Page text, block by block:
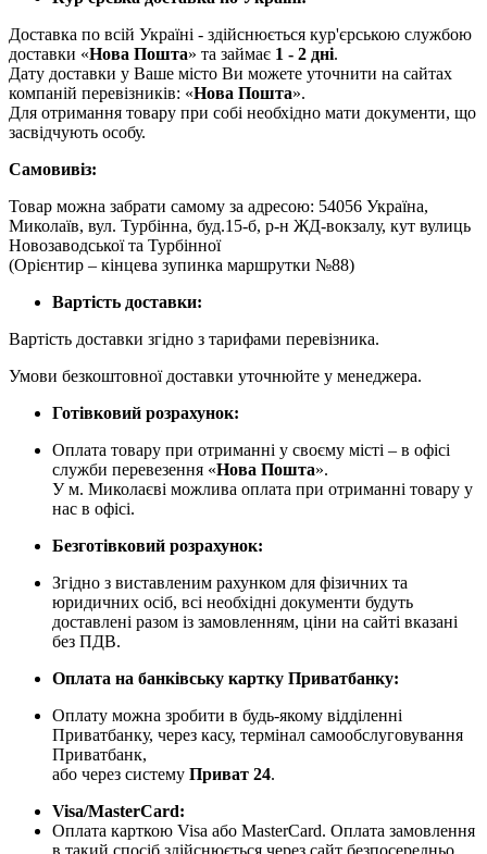
Доставка по всій Україні - здійснюється кур'єрською службою
доставки «Нова Пошта» та займає 1 - 2 дні.
Дату доставки у Ваше місто Ви можете уточнити на сайтах
компаній перевізників: «Нова Пошта».
Для отримання товару при собі необхідно мати документи, що
засвідчують особу.
Самовивіз:
Товар можна забрати самому за адресою: 54056 Україна,
Миколаїв, вул. Турбінна, буд.15-б, р-н ЖД-вокзалу, кут вулиць
Новозаводської та Турбінної
(Орієнтир – кінцева зупинка маршрутки №88)
Вартість доставки:
Вартість доставки згідно з тарифами перевізника.
Умови безкоштовної доставки уточнюйте у менеджера.
Готівковий розрахунок:
Оплата товару при отриманні у своєму місті – в офісі
служби перевезення «Нова Пошта».
У м. Миколаєві можлива оплата при отриманні товару у
нас в офісі.
Безготівковий розрахунок:
Згідно з виставленим рахунком для фізичних та
юридичних осіб, всі необхідні документи будуть
доставлені разом із замовленням, ціни на сайті вказані
без ПДВ.
Оплата на банківську картку Приватбанку:
Оплату можна зробити в будь-якому відділенні
Приватбанку, через касу, термінал самообслуговування
Приватбанк,
або через систему Приват 24.
Visa/MasterCard:
Оплата карткою Visa або MasterCard. Оплата замовлення
в такий спосіб здійснюється через сайт безпосередньо